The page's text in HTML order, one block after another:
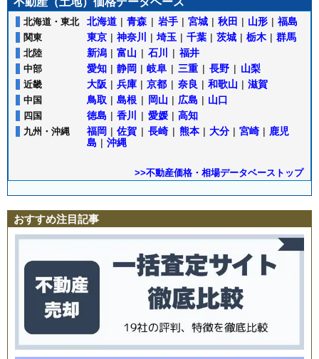
北海道・東北 北海道 | 青森 | 岩手 | 宮城 | 秋田 | 山形 | 福島
関東 東京 | 神奈川 | 埼玉 | 千葉 | 茨城 | 栃木 | 群馬
北陸 新潟 | 富山 | 石川 | 福井
中部 愛知 | 静岡 | 岐阜 | 三重 | 長野 | 山梨
近畿 大阪 | 兵庫 | 京都 | 奈良 | 和歌山 | 滋賀
中国 鳥取 | 島根 | 岡山 | 広島 | 山口
四国 徳島 | 香川 | 愛媛 | 高知
九州・沖縄 福岡 | 佐賀 | 長崎 | 熊本 | 大分 | 宮崎 | 鹿児
島 | 沖縄
>>不動産価格・相場データベーストップ
おすすめ注目記事